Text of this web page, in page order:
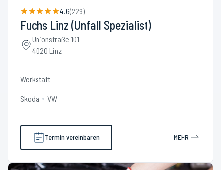
4.6(229)
Fuchs Linz (Unfall Spezialist)
Unionstraße 101
4020 Linz
Werkstatt
Skoda VW
Termin vereinbaren MEHR